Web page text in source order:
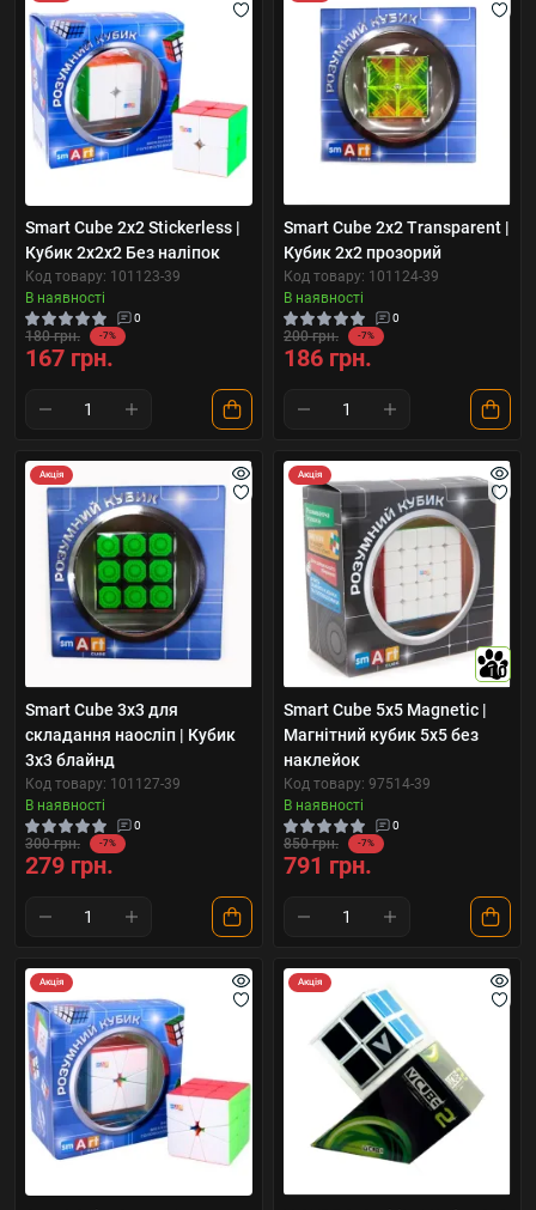
Smart Cube 2х2 Stickerless |
Кубик 2х2х2 Без наліпок
Код товару: 101123-39
В наявності
0
180 грн. -7%
167 грн.
Smart Cube 2х2 Transparent |
Кубик 2х2 прозорий
Код товару: 101124-39
В наявності
0
200 грн. -7%
186 грн.
Акція
Smart Cube 3х3 для
складання наосліп | Кубик
3х3 блайнд
Код товару: 101127-39
В наявності
0
300 грн. -7%
279 грн.
Акція
10
Smart Cube 5x5 Magnetic |
Магнітний кубик 5х5 без
наклейок
Код товару: 97514-39
В наявності
0
850 грн. -7%
791 грн.
Акція Акція